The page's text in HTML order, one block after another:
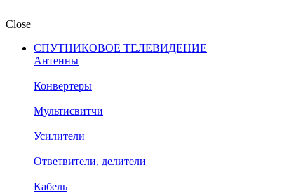
Close
СПУТНИКОВОЕ ТЕЛЕВИДЕНИЕ
Антенны
Конвертеры
Мультисвитчи
Усилители
Ответвители, делители
Кабель